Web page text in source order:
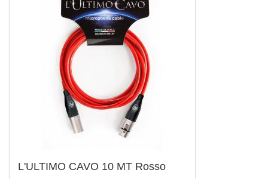
L'ULTIMO CAVO 10 MT Rosso